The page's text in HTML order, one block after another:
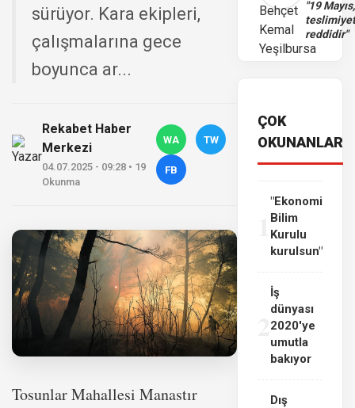
sürüyor. Kara ekipleri,
çalışmalarına gece
boyunca ar...
Rekabet Haber
Merkezi
04.07.2025 - 09:28 • 19
Okunma
WA TW
FB
Tosunlar Mahallesi Manastır
"19 Mayıs,
reddidir"
ÇOK
OKUNANLAR
"Ekonomi
Bilim
Kurulu
kurulsun"
İş
dünyası
2020'ye
umutla
bakıyor
Dış